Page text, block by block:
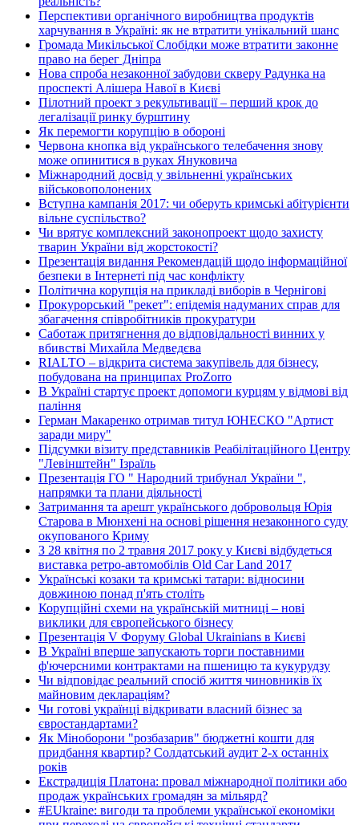
Перспективи органічного виробництва продуктів
харчування в Україні: як не втратити унікальний шанс
Громада Микільської Слобідки може втратити законне
право на берег Дніпра
Нова спроба незаконної забудови скверу Радунка на
проспекті Алішера Навої в Києві
Пілотний проект з рекультивації – перший крок до
легалізації ринку бурштину
Як перемогти корупцію в обороні
Червона кнопка від українського телебачення знову
може опинитися в руках Януковича
Міжнародний досвід у звільненні українських
військовополонених
Вступна кампанія 2017: чи оберуть кримські абітурієнти
вільне суспільство?
Чи врятує комплексний законопроект щодо захисту
тварин України від жорстокості?
Презентація видання Рекомендацій щодо інформаційної
безпеки в Інтернеті під час конфлікту
Політична корупція на прикладі виборів в Чернігові
Прокурорський "рекет": епідемія надуманих справ для
збагачення співробітників прокуратури
Саботаж притягнення до відповідальності винних у
вбивстві Михайла Медведєва
RIALTO – відкрита система закупівель для бізнесу,
побудована на принципах ProZorro
В Україні стартує проект допомоги курцям у відмові від
паління
Герман Макаренко отримав титул ЮНЕСКО "Артист
заради миру"
Підсумки візиту представників Реабілітаційного Центру
"Левінштейн" Ізраїль
Презентація ГО " Народний трибунал України ",
напрямки та плани діяльності
Затримання та арешт українського добровольця Юрія
Старова в Мюнхені на основі рішення незаконного суду
окупованого Криму
З 28 квітня по 2 травня 2017 року у Києві відбудеться
виставка ретро-автомобілів Old Car Land 2017
Українські козаки та кримські татари: відносини
довжиною понад п'ять століть
Корупційні схеми на українській митниці – нові
виклики для європейського бізнесу
Презентація V Форуму Global Ukrainians в Києві
В Україні вперше запускають торги поставними
ф'ючерсними контрактами на пшеницю та кукурудзу
Чи відповідає реальний спосіб життя чиновників їх
майновим деклараціям?
Чи готові українці відкривати власний бізнес за
євростандартами?
Як Міноборони "розбазарив" бюджетні кошти для
придбання квартир? Солдатський аудит 2-х останніх
років
Екстрадиція Платона: провал міжнародної політики або
продаж українських громадян за мільярд?
#EUkraine: вигоди та проблеми української економіки